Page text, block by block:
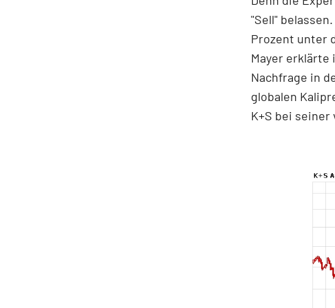
"Sell"
Prozent unter
Mayer erklärte
Nachfrage in
globalen
K+S bei